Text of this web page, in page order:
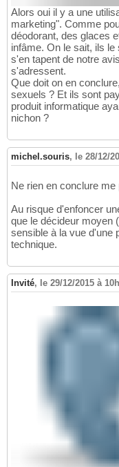
Alors oui il y a une
marketing". Comme
déodorant, des glaces
infâme. On le sait, ils
s'en tapent de notre
s'adressent.
Que doit on en
sexuels ? Et ils sont
produit informatique
nichon ?
michel.souris, le 28/12/
Ne rien en conclure
Au risque d'enfoncer
que le décideur moyen
sensible à la vue d'une
technique.
Invité, le 29/12/2015 à